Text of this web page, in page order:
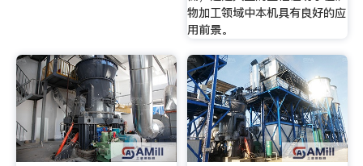
物加工领域中本机具有良好的应
用前景。